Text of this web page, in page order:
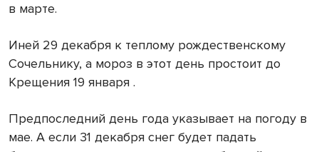
в марте.
Иней 29 декабря к теплому рождественскому
Сочельнику, а мороз в этот день простоит до
Крещения 19 января .
Предпоследний день года указывает на погоду в
мае. А если 31 декабря снег будет падать